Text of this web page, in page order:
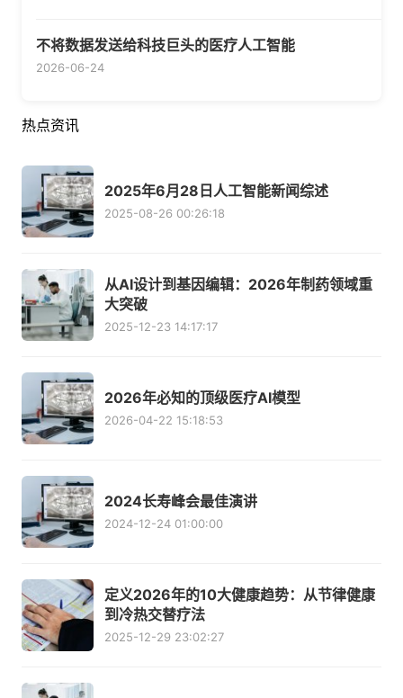
不将数据发送给科技巨头的医疗人工智能
2026-06-24
热点资讯
2025年6月28日人工智能新闻综述
2025-08-26 00:26:18
从AI设计到基因编辑：2026年制药领域重
大突破
2025-12-23 14:17:17
2026年必知的顶级医疗AI模型
2026-04-22 15:18:53
2024长寿峰会最佳演讲
2024-12-24 01:00:00
定义2026年的10大健康趋势：从节律健康
到冷热交替疗法
2025-12-29 23:02:27